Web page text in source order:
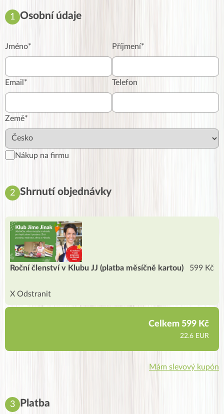
1 Osobní údaje
Jméno* Příjmení*
Email* Telefon
Země*
Nákup na firmu
2 Shrnutí objednávky
Roční členství v Klubu JJ (platba měsíčně kartou)
X Odstranit
599 Kč
Celkem 599 Kč
22.6 EUR
Mám slevový kupón
3 Platba